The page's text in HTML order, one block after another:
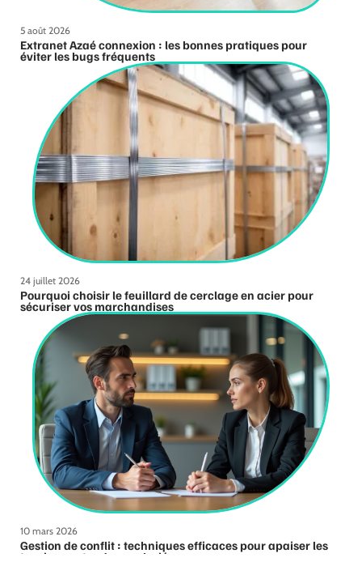
5 août 2026
Extranet Azaé connexion : les bonnes pratiques pour
éviter les bugs fréquents
24 juillet 2026
Pourquoi choisir le feuillard de cerclage en acier pour
sécuriser vos marchandises
10 mars 2026
Gestion de conflit : techniques efficaces pour apaiser les
tensions entre deux salariés